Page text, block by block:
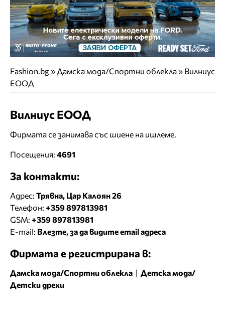
Fashion.bg»Дамска мода/Спортни облекла» Вилниус
ЕООД
Вилниус ЕООД
Фирмата се занимава със шиене на ишлеме.
Посещения: 4691
За контакти:
Адрес: Трявна, Цар Калоян 26
Телефон: +359 897813981
GSM: +359 897813981
E-mail: Влезте, за да видите email адреса
Фирмата е регистрирана в:
Дамска мода/Спортни облекла | Детска мода/
Детски дрехи